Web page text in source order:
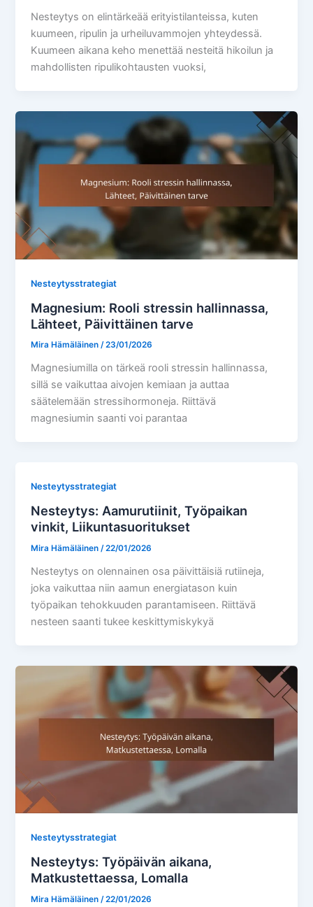
Nesteytys on elintärkeää erityistilanteissa, kuten
kuumeen, ripulin ja urheiluvammojen yhteydessä.
Kuumeen aikana keho menettää nesteitä hikoilun ja
mahdollisten ripulikohtausten vuoksi,
Nesteytysstrategiat
Magnesium: Rooli stressin hallinnassa,
Lähteet, Päivittäinen tarve
Mira Hämäläinen/23/01/2026
Magnesiumilla on tärkeä rooli stressin hallinnassa,
sillä se vaikuttaa aivojen kemiaan ja auttaa
säätelemään stressihormoneja. Riittävä
magnesiumin saanti voi parantaa
Nesteytysstrategiat
Nesteytys: Aamurutiinit, Työpaikan
vinkit, Liikuntasuoritukset
Mira Hämäläinen/22/01/2026
Nesteytys on olennainen osa päivittäisiä rutiineja,
joka vaikuttaa niin aamun energiatason kuin
työpaikan tehokkuuden parantamiseen. Riittävä
nesteen saanti tukee keskittymiskykyä
Nesteytysstrategiat
Nesteytys: Työpäivän aikana,
Matkustettaessa, Lomalla
Mira Hämäläinen /22/01/2026